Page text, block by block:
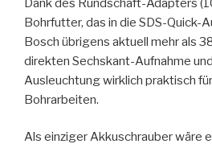
Bohrfutter, das in die SDS-Quick-
Bosch übrigens aktuell mehr als
direkten Sechskant-Aufnahme
Ausleuchtung wirklich praktisch
Bohrarbeiten.
Als einziger Akkuschrauber wäre